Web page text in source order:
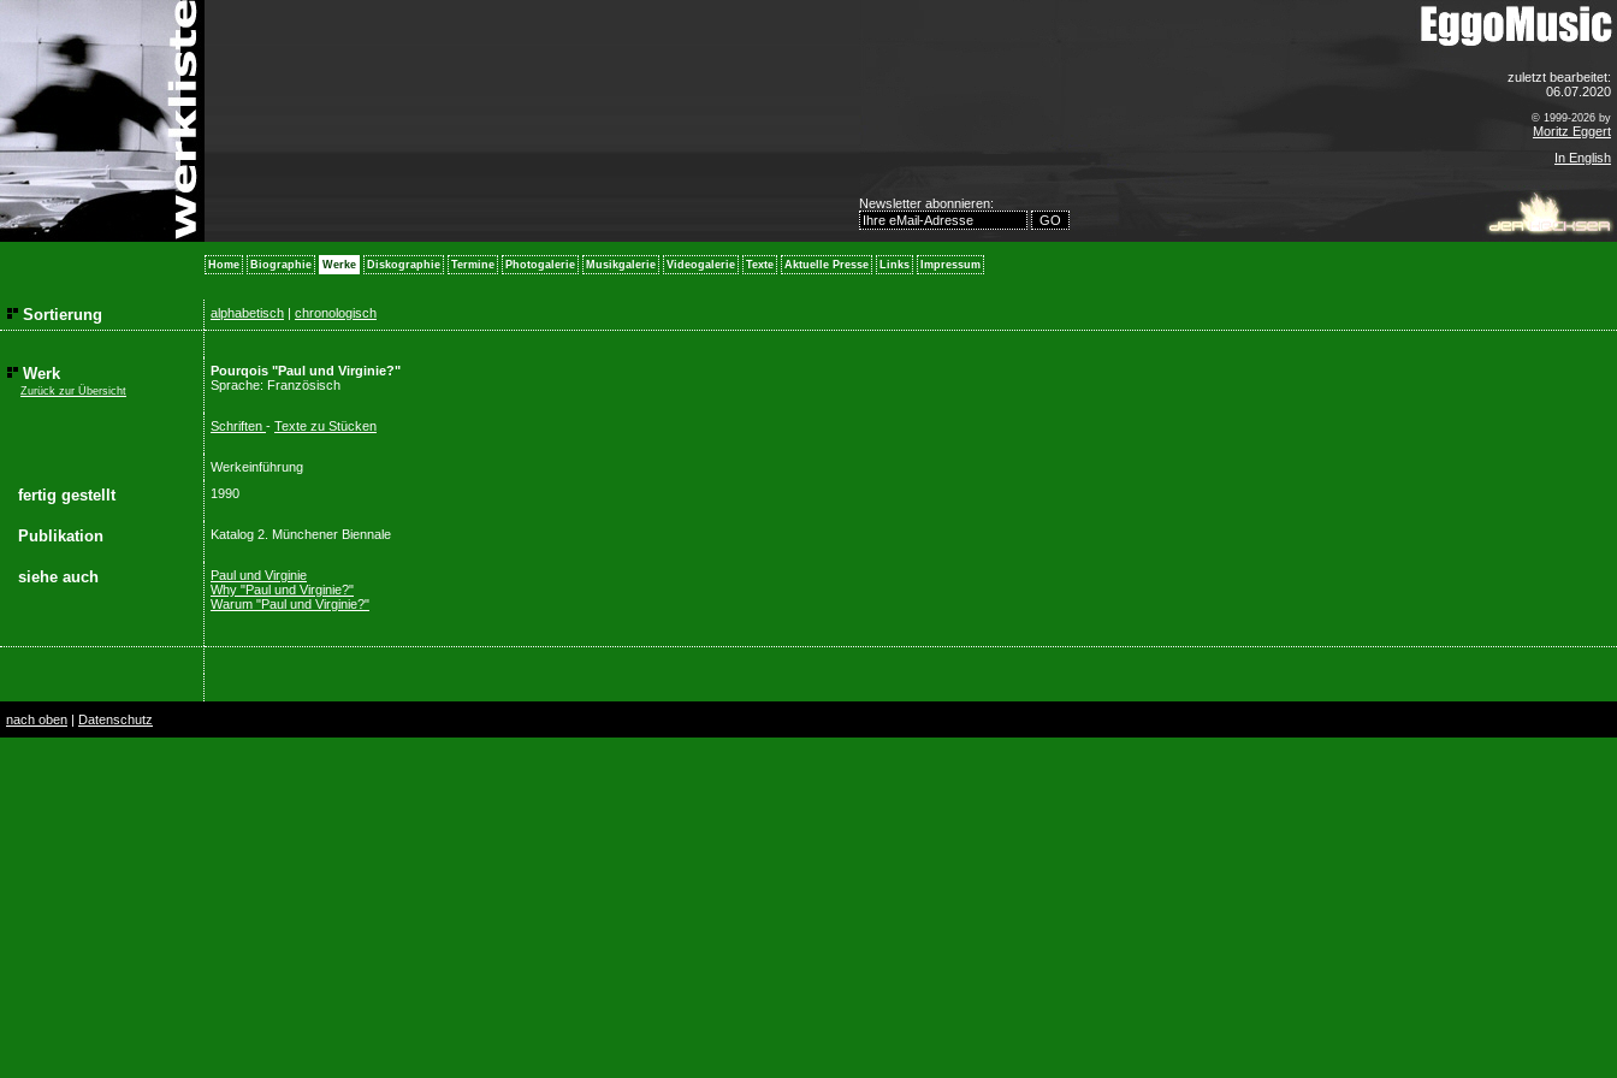
Newsletter abonnieren:
zuletzt bearbeitet:
06.07.2020
© 1999-2026 by
Moritz Eggert
In English
Home Biographie Werke Diskographie Termine Photogalerie Musikgalerie Videogalerie Texte Aktuelle Presse Links Impressum
Sortierung alphabetisch | chronologisch
Werk
Zurück zur Übersicht
Pourqois "Paul und Virginie?"
Sprache: Französisch
Schriften - Texte zu Stücken
Werkeinführung
fertig gestellt 1990
Publikation Katalog 2. Münchener Biennale
siehe auch
Paul und Virginie
Why "Paul und Virginie?"
Warum "Paul und Virginie?"
nach oben | Datenschutz